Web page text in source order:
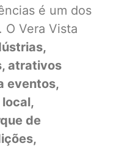
é um dos
Vera Vista
atrativos
eventos,
de